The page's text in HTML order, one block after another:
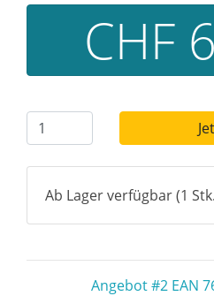
CHF
Ab Lager verfügbar (1
Angebot #2 EAN